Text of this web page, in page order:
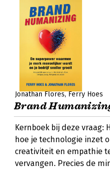
Jonathan Flores Ferry Hoes
Brand
Kernboek bij deze vraag:
hoe je technologie inzet
creativiteit en empathie
vervangen. Precies de